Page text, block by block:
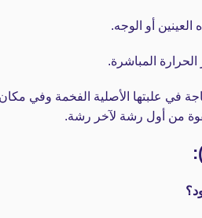
أو الوجه.
الحرارة المباشرة.
في علبتها الأصلية الفخمة وفي
من أول رشة لآخر رشة.